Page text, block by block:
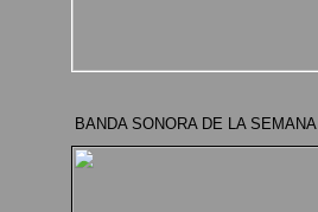
BANDA SONORA DE LA SEMANA